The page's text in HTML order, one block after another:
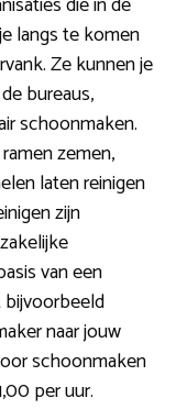
langs te komen
Ze kunnen je
bureaus,
schoonmaken.
zemen,
laten reinigen
zijn
van een
naar jouw
schoonmaken
per uur.